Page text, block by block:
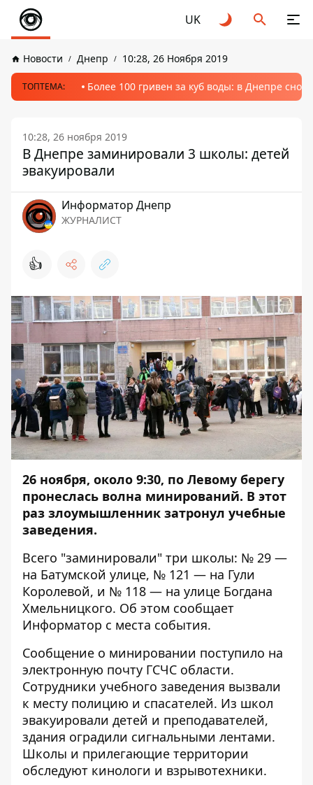
UK
Новости Днепр 10:28, 26 Ноября 2019
ТОПТЕМА: Более 100 гривен за куб воды: в Днепре
10:28, 26 ноября 2019
В Днепре заминировали 3 школы: детей
эвакуировали
Информатор Днепр
ЖУРНАЛИСТ
👍
26 ноября, около 9:30, по Левому берегу
пронеслась волна минирований. В этот
раз злоумышленник затронул учебные
заведения.
Всего "заминировали" три школы: № 29 —
на Батумской улице, № 121 — на Гули
Королевой, и № 118 — на улице Богдана
Хмельницкого. Об этом сообщает
Информатор с места события.
Сообщение о минировании поступило на
электронную почту ГСЧС области.
Сотрудники учебного заведения вызвали
к месту полицию и спасателей. Из школ
эвакуировали детей и преподавателей,
здания оградили сигнальными лентами.
Школы и прилегающие территории
обследуют кинологи и взрывотехники.